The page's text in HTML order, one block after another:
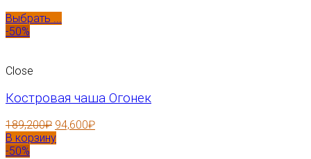
Выбрать ...
-50%
Close
Костровая чаша Огонек
189,200₽ 94,600₽
В корзину
-50%